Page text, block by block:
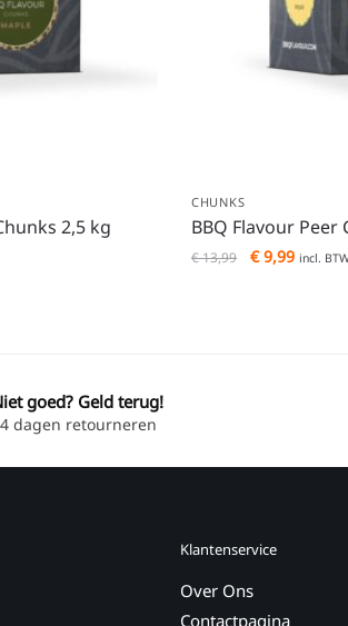
2,5 kg
CHUNKS
BBQ Flavour Peer
€13,99 €9,99 incl.
goed? Geld terug!
dagen retourneren
Klantenservice
Over Ons
Contactpagina